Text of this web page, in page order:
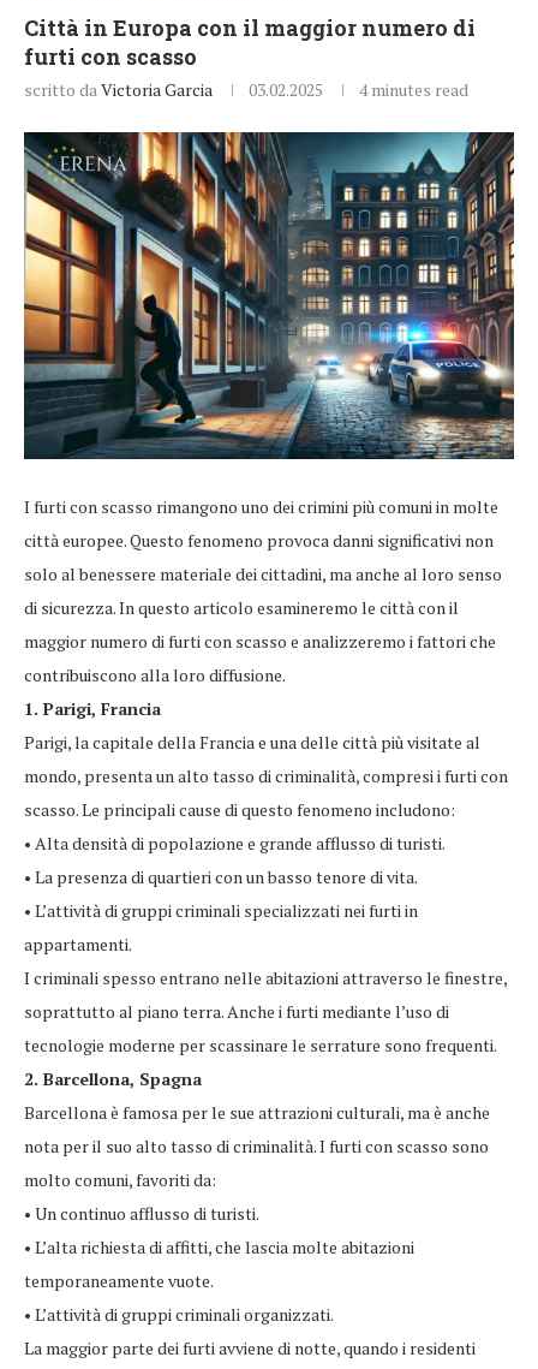
Città in Europa con il maggior numero di
furti con scasso
scritto daVictoria Garcia 03.02.2025 4 minutes read
I furti con scasso rimangono uno dei crimini più comuni in molte
città europee. Questo fenomeno provoca danni significativi non
solo al benessere materiale dei cittadini, ma anche al loro senso
di sicurezza. In questo articolo esamineremo le città con il
maggior numero di furti con scasso e analizzeremo i fattori che
contribuiscono alla loro diffusione.
1. Parigi, Francia
Parigi, la capitale della Francia e una delle città più visitate al
mondo, presenta un alto tasso di criminalità, compresi i furti con
scasso. Le principali cause di questo fenomeno includono:
• Alta densità di popolazione e grande afflusso di turisti.
• La presenza di quartieri con un basso tenore di vita.
• L’attività di gruppi criminali specializzati nei furti in
appartamenti.
I criminali spesso entrano nelle abitazioni attraverso le finestre,
soprattutto al piano terra. Anche i furti mediante l’uso di
tecnologie moderne per scassinare le serrature sono frequenti.
2. Barcellona, Spagna
Barcellona è famosa per le sue attrazioni culturali, ma è anche
nota per il suo alto tasso di criminalità. I furti con scasso sono
molto comuni, favoriti da:
• Un continuo afflusso di turisti.
• L’alta richiesta di affitti, che lascia molte abitazioni
temporaneamente vuote.
• L’attività di gruppi criminali organizzati.
La maggior parte dei furti avviene di notte, quando i residenti